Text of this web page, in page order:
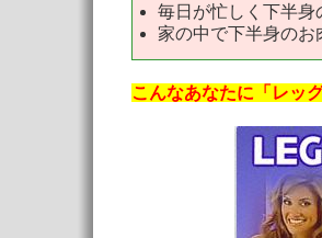
毎日が忙しく下半身
家の中で下半身のお
こんなあなたに「レッ